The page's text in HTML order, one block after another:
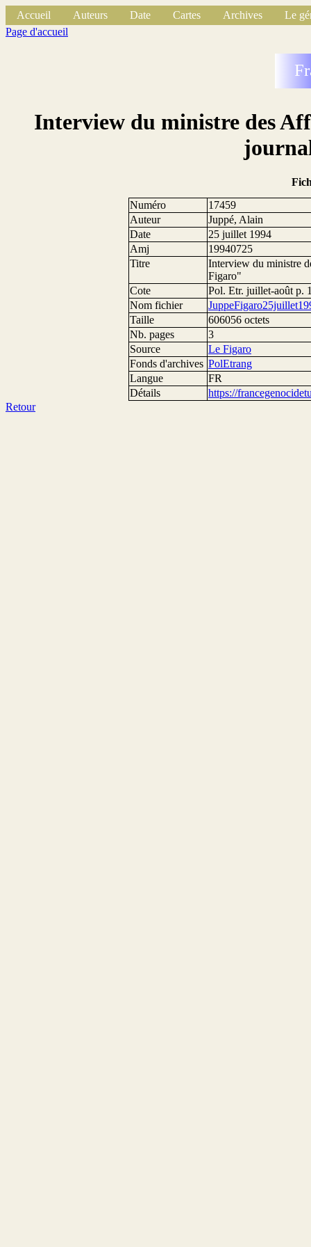
Accueil Auteurs Date Cartes Archives
Le
Page d'accueil
Interview du ministre des
Numéro
17459
Auteur
Juppé, Alain
Date
25 juillet 1994
Amj
19940725
Titre
Interview du ministre
Figaro"
Cote
Pol. Etr. juillet-août p.
Nom fichier
Taille
606056 octets
Nb. pages
3
Source
Le Figaro
Fonds d'archives PolEtrang
Langue
FR
Détails
https://
Retour